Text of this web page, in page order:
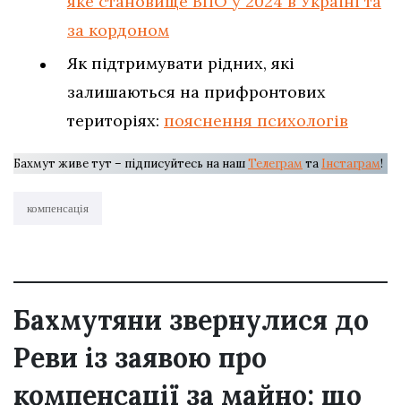
за кордоном
Як підтримувати рідних, які
залишаються на прифронтових
територіях: пояснення психологів
Бахмут живе тут – підписуйтесь на нашТелеграм та Інстаграм!
компенсація
Бахмутяни звернулися до
Реви із заявою про
компенсації за майно: що